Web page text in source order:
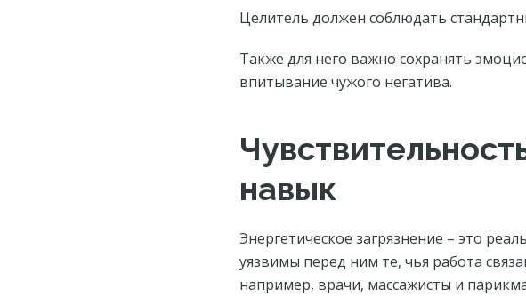
Целитель должен соблюдать
Также для него важно сохранять
впитывание чужого негатива.
навык
Энергетическое загрязнение – это
уязвимы перед ним те, чья работа
например, врачи, массажисты и